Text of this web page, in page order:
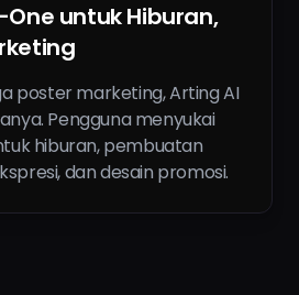
untuk Hiburan,
poster marketing, Arting AI
Pengguna menyukai
hiburan, pembuatan
dan desain promosi.